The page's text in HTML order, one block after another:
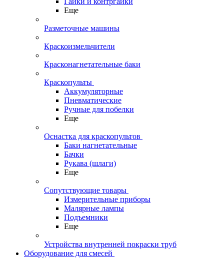
Еще
Разметочные машины
Краскоизмельчители
Красконагнетательные баки
Краскопульты
Аккумуляторные
Пневматические
Ручные для побелки
Еще
Оснастка для краскопультов
Баки нагнетательные
Бачки
Рукава (шлаги)
Еще
Сопутствующие товары
Измерительные приборы
Малярные лампы
Подъемники
Еще
Устройства внутренней покраски труб
Оборудование для смесей